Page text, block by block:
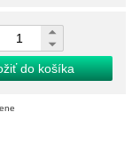
do košíka